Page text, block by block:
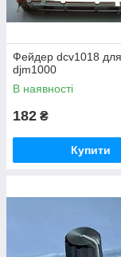
Фейдер dcv1018
djm1000
В наявності
182 ₴
Купити